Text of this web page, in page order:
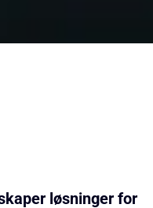
løsninger for